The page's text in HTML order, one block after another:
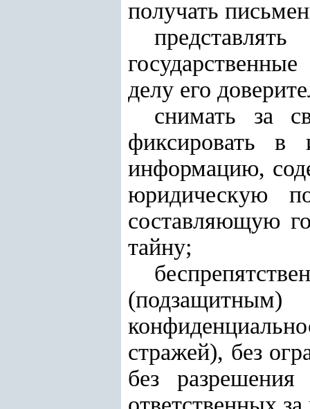
получать
делу его
снимать за
фиксировать
информацию,
юридическую
составляющую
тайну;
стражей), без
без